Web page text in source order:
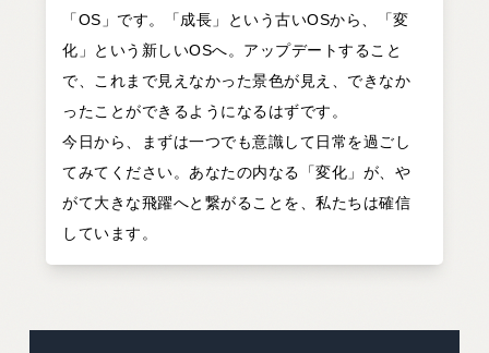
「OS」です。「成長」という古いOSから、「変
化」という新しいOSへ。アップデートすること
で、これまで見えなかった景色が見え、できなか
ったことができるようになるはずです。
今日から、まずは一つでも意識して日常を過ごし
てみてください。あなたの内なる「変化」が、や
がて大きな飛躍へと繋がることを、私たちは確信
しています。